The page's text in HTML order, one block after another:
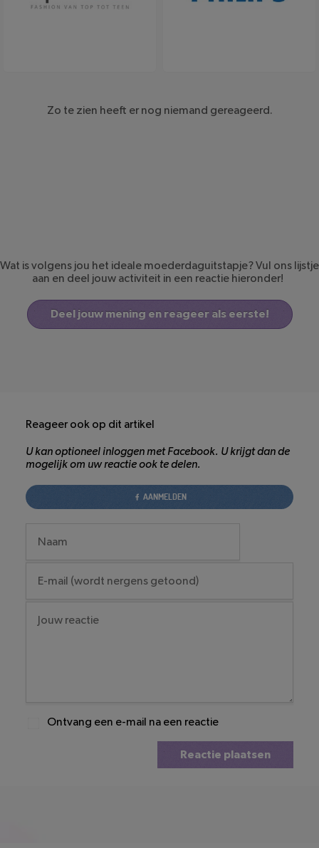
Zo te zien heeft er nog niemand gereageerd.
Wat is volgens jou het ideale moederdaguitstapje? Vul ons lijstje
aan en deel jouw activiteit in een reactie hieronder!
Deel jouw mening en reageer als eerste!
Reageer ook op dit artikel
U kan optioneel inloggen met Facebook. U krijgt dan de
mogelijk om uw reactie ook te delen.
AANMELDEN
Ontvang een e-mail na een reactie
Reactie plaatsen